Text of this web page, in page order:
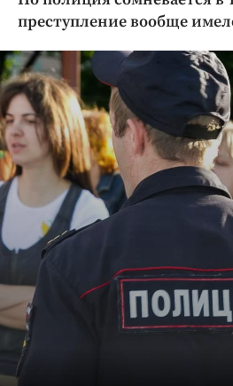
Криминал
Недвижимость и ЖКХ
Образование
Общество
Погода
Праздники
Происшествия
Спорт
Экономика и бизнес
ПРОЕКТЫ
преступление вообще